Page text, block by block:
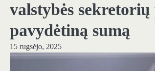
valstybės
pavydėtiną sumą
15 rugsėjo, 2025